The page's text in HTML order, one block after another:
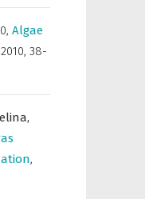
, Algae
2010, 38-
,